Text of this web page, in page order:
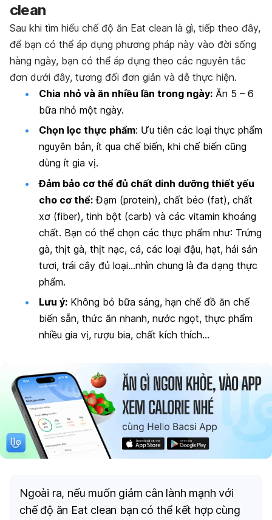
clean
Sau khi tìm hiểu chế độ ăn Eat clean là gì, tiếp theo đây,
để bạn có thể áp dụng phương pháp này vào đời sống
hàng ngày, bạn có thể áp dụng theo các nguyên tắc
đơn dưới đây, tương đối đơn giản và dễ thực hiện.
Chia nhỏ và ăn nhiều lần trong ngày: Ăn 5 – 6
bữa nhỏ một ngày.
Chọn lọc thực phẩm: Ưu tiên các loại thực phẩm
nguyên bản, ít qua chế biến, khi chế biến cũng
dùng ít gia vị.
Đảm bảo cơ thể đủ chất dinh dưỡng thiết yếu
cho cơ thể: Đạm (protein), chất béo (fat), chất
xơ (fiber), tinh bột (carb) và các vitamin khoáng
chất. Bạn có thể chọn các thực phẩm như: Trứng
gà, thịt gà, thịt nạc, cá, các loại đậu, hạt, hải sản
tươi, trái cây đủ loại…nhìn chung là đa dạng thực
phẩm.
Lưu ý: Không bỏ bữa sáng, hạn chế đồ ăn chế
biến sẵn, thức ăn nhanh, nước ngọt, thực phẩm
nhiều gia vị, rượu bia, chất kích thích…
Ngoài ra, nếu muốn giảm cân lành mạnh với
chế độ ăn Eat clean bạn có thể kết hợp cùng